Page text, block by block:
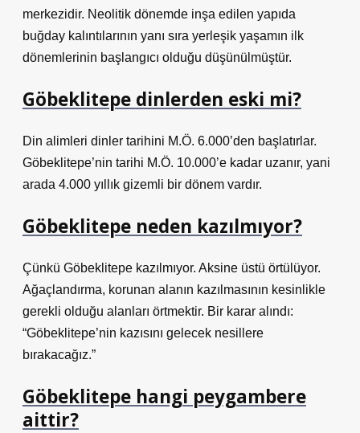
merkezidir. Neolitik dönemde inşa edilen yapıda
buğday kalıntılarının yanı sıra yerleşik yaşamın ilk
dönemlerinin başlangıcı olduğu düşünülmüştür.
Göbeklitepe dinlerden eski mi?
Din alimleri dinler tarihini M.Ö. 6.000’den başlatırlar.
Göbeklitepe’nin tarihi M.Ö. 10.000’e kadar uzanır, yani
arada 4.000 yıllık gizemli bir dönem vardır.
Göbeklitepe neden kazılmıyor?
Çünkü Göbeklitepe kazılmıyor. Aksine üstü örtülüyor.
Ağaçlandırma, korunan alanın kazılmasının kesinlikle
gerekli olduğu alanları örtmektir. Bir karar alındı:
“Göbeklitepe’nin kazısını gelecek nesillere
bırakacağız.”
Göbeklitepe hangi peygambere
aittir?